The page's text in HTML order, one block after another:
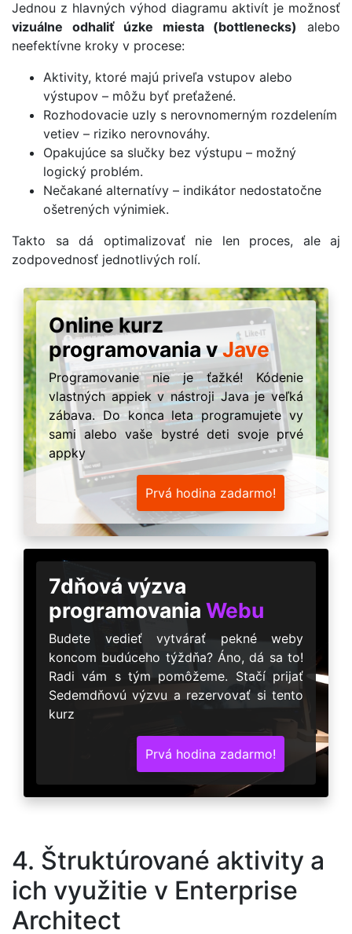
Jednou z hlavných výhod diagramu aktivít je možnosť
vizuálne odhaliť úzke miesta (bottlenecks)
alebo
neefektívne kroky v procese:
Aktivity, ktoré majú priveľa vstupov alebo
výstupov – môžu byť preťažené.
Rozhodovacie uzly s nerovnomerným rozdelením
vetiev – riziko nerovnováhy.
Opakujúce sa slučky bez výstupu – možný
logický problém.
Nečakané alternatívy – indikátor nedostatočne
ošetrených výnimiek.
Takto sa dá optimalizovať nie len proces, ale aj
zodpovednosť jednotlivých rolí.
Online kurz
programovania vJave
Programovanie nie je ťažké! Kódenie
vlastných appiek v nástroji Java je veľká
zábava. Do konca leta programujete vy
sami alebo vaše bystré deti svoje prvé
appky
Prvá hodina zadarmo!
7dňová výzva
programovania Webu
Budete vedieť vytvárať pekné weby
koncom budúceho týždňa? Áno, dá sa to!
Radi vám s tým pomôžeme. Stačí prijať
Sedemdňovú výzvu a rezervovať si tento
kurz
Prvá hodina zadarmo!
4. Štruktúrované aktivity a
ich využitie v Enterprise
Architect